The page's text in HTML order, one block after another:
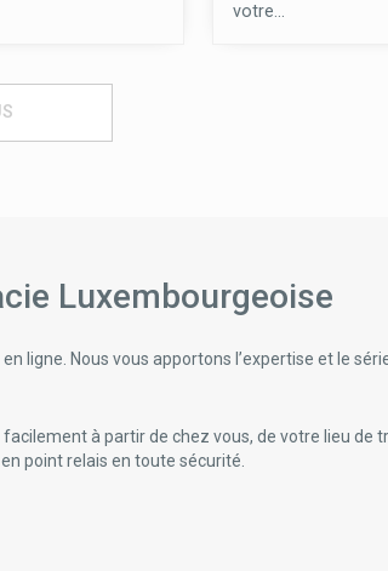
votre...
Luxembourgeoise
Nous vous apportons l’expertise et le
à partir de chez vous, de votre lieu de
point relais en toute sécurité.